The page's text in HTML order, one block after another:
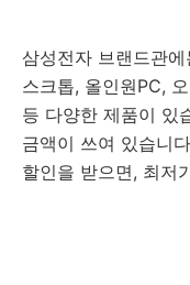
삼성전자 브랜드관
스크톱, 올인원PC,
등 다양한 제품이 있
금액이 쓰여 있습니
할인을 받으면, 최저